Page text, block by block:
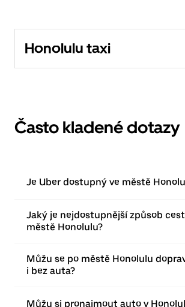
Honolulu taxi
Často kladené dotazy
Je Uber dostupný ve městě
Jaký je nejdostupnější způsob
městě Honolulu?
Můžu se po městě Honolulu
i bez auta?
Můžu si pronajmout auto v